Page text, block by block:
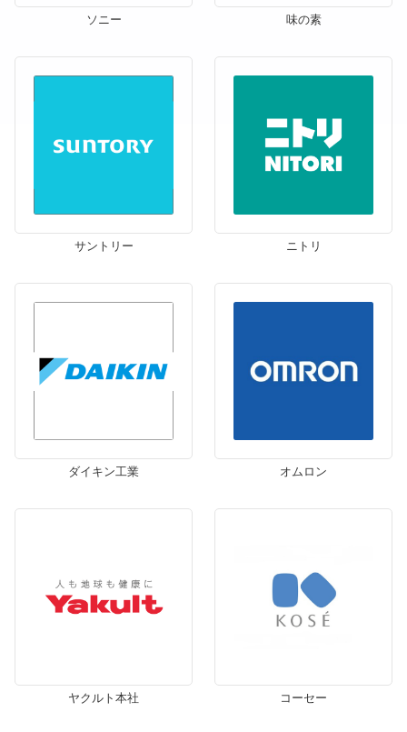
ソニー 味の素
サントリー ニトリ
ダイキン工業 オムロン
ヤクルト本社 コーセー